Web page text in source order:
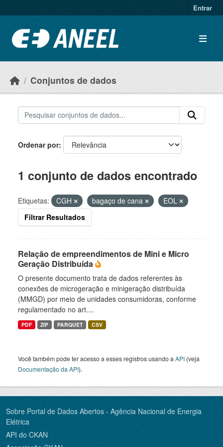
Entrar
Conjuntos de dados
Ordenar por
1 conjunto de dados encontrado
Etiquetas: CGH bagaço de cana
EOL
Filtrar Resultados
Relação de empreendimentos de Mini e Micro
Geração Distribuída
O presente documento trata de dados referentes às
conexões de microgeração e minigeração distribuída
(MMGD) por meio de unidades consumidoras, conforme
regulamentado no art....
PDF ZIP PARQUET CSV
Você também pode ter acesso a esses registros usando a API (veja
Documentação da API).
Sobre Portal de Dados Abertos - Agência Nacional de Energia
Elétrica
API do CKAN